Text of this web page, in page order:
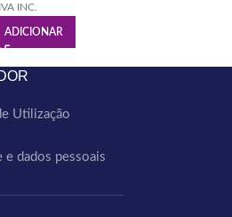
IVA INC.
ADICIONAR
Utilização
e dados pessoais